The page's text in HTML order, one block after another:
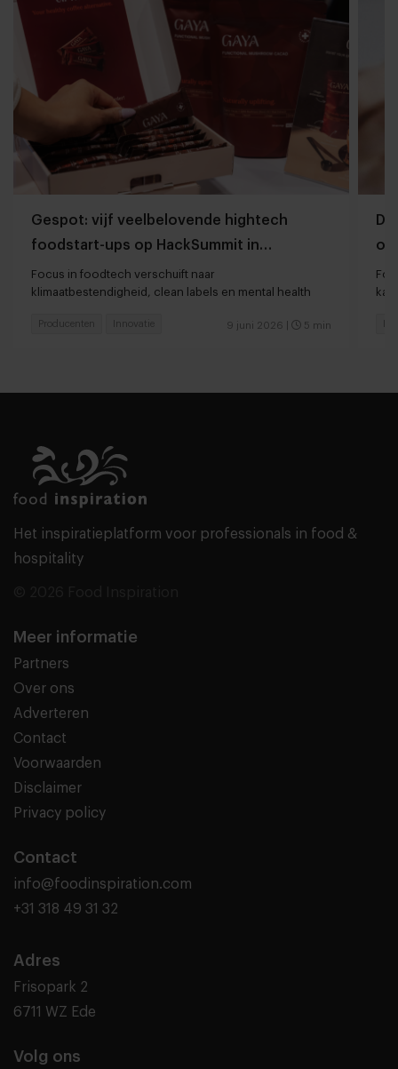
Gespot: vijf veelbelovende hightech
foodstart-ups op HackSummit in
Zwitserland
Focus in foodtech verschuift naar
klimaatbestendigheid, clean labels en mental health
9 juni 2026 5 min
Producenten Innovatie
Het inspiratieplatform voor professionals in food &
hospitality
Meer informatie
Partners
Over ons
Adverteren
Contact
Voorwaarden
Disclaimer
Privacy policy
Contact
info@foodinspiration.com
+31 318 49 31 32
Adres
Frisopark 2
6711 WZ Ede
Volg ons